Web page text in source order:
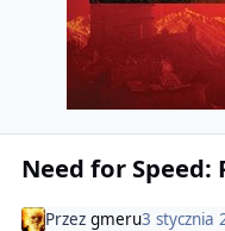
Need for Speed:
Przez gmeru3 stycznia